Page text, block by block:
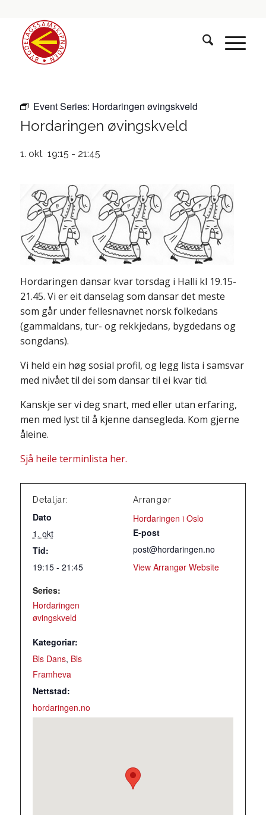
Event Series: Hordaringen øvingskveld
Hordaringen øvingskveld
1. okt 19:15 - 21:45
Hordaringen dansar kvar torsdag i Halli kl 19.15-
21.45. Vi er eit danselag som dansar det meste
som går under fellesnavnet norsk folkedans
(gammaldans, tur- og rekkjedans, bygdedans og
songdans).
Vi held ein høg sosial profil, og legg lista i samsvar
med nivået til dei som dansar til ei kvar tid.
Kanskje ser vi deg snart, med eller utan erfaring,
men med lyst til å kjenne dansegleda. Kom gjerne
åleine.
Sjå heile terminlista her.
Detaljar:
Dato
1. okt
Tid:
19:15 - 21:45
Series:
Hordaringen
øvingskveld
Kategoriar:
Bls Dans, Bls
Framheva
Nettstad:
hordaringen.no
Arrangør
Hordaringen i Oslo
E-post
post@hordaringen.no
View Arrangør Website